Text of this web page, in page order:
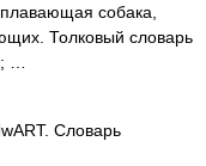
собака,
Толковый словарь
…
Словарь